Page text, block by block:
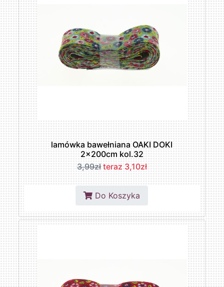
lamówka bawełniana OAKI DOKI
2x200cm kol.32
3,99zł teraz 3,10zł
Do Koszyka